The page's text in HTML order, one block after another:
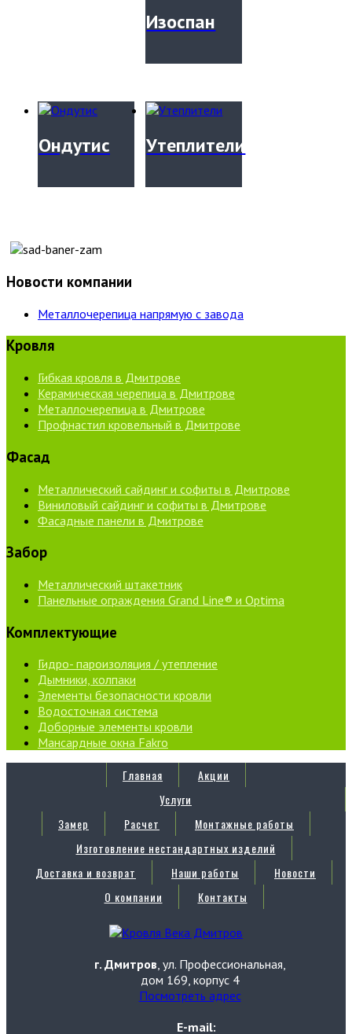
Изоспан
Ондутис Утеплители
Новости компании
Металлочерепица напрямую с завода
Кровля
Гибкая кровля в Дмитрове
Керамическая черепица в Дмитрове
Металлочерепица в Дмитрове
Профнастил кровельный в Дмитрове
Фасад
Металлический сайдинг и софиты в Дмитрове
Виниловый сайдинг и софиты в Дмитрове
Фасадные панели в Дмитрове
Забор
Металлический штакетник
Панельные ограждения Grand Line® и Optima
Комплектующие
Гидро- пароизоляция / утепление
Дымники, колпаки
Элементы безопасности кровли
Водосточная система
Доборные элементы кровли
Мансардные окна Fakro
Главная
Акции
Услуги
Замер
Расчет
Монтажные работы
Изготовление нестандартных изделий
Доставка и возврат
Наши работы
Новости
О компании
Контакты
г. Дмитров, ул. Профессиональная,
дом 169, корпус 4
Посмотреть адрес
E-mail: